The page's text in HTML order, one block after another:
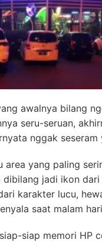
awalnya bilang
seru-seruan,
nggak seseram
area yang paling
jadi ikon
karakter lucu,
saat malam
siap memori HP